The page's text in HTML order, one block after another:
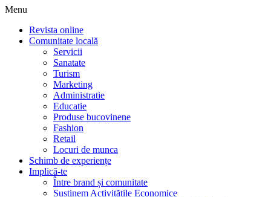
Menu
Revista online
Comunitate locală
Servicii
Sanatate
Turism
Marketing
Administratie
Educatie
Produse bucovinene
Fashion
Retail
Locuri de munca
Schimb de experiențe
Implică-te
Între brand și comunitate
Susținem Activitățile Economice